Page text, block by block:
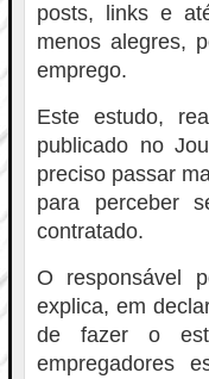
posts, links e
menos alegres,
emprego.
Este estudo,
publicado no
preciso passar
para perceber
contratado.
O responsável
explica, em
de fazer o
empregadores